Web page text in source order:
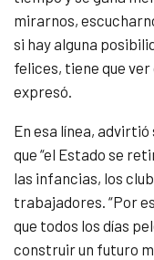
mirarnos,
si hay alguna
felices, tiene que
expresó.
En esa línea,
que “el Estado se
las infancias, los
trabajadores. “Por
que todos los días
construir un futuro